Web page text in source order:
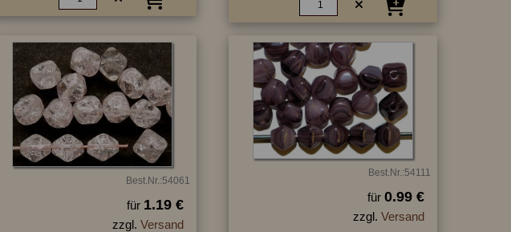
Best.Nr.:54061
für 1.19 €
zzgl. Versand
Best.Nr.:54111
für 0.99 €
zzgl. Versand